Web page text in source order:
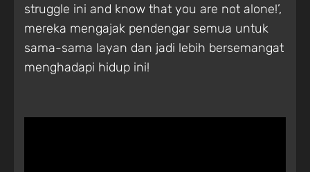
struggle ini and know that you are not alone!’,
mereka mengajak pendengar semua untuk
sama-sama layan dan jadi lebih bersemangat
menghadapi hidup ini!